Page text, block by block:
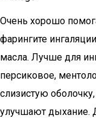
Очень хорошо
фарингите
масла. Лучше для
персиковое,
слизистую
улучшают дыхание.